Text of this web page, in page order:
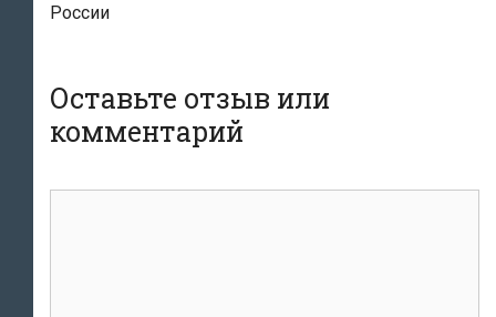
России
Оставьте отзыв или
комментарий